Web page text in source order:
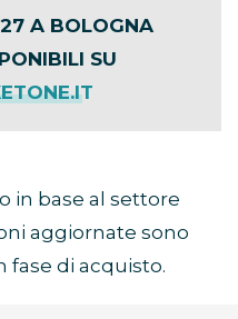
A BOLOGNA
SU
in base al settore
aggiornate sono
fase di acquisto.